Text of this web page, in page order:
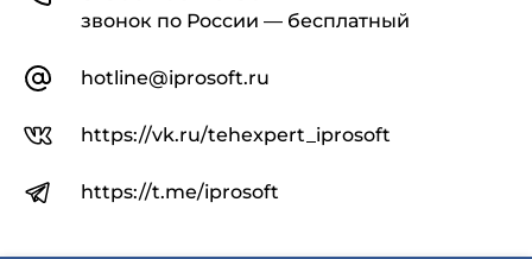
звонок по России — бесплатный
hotline@iprosoft.ru
https://vk.ru/tehexpert_iprosoft
https://t.me/iprosoft